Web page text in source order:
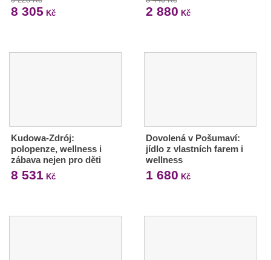
8 305 Kč 2 880 Kč
Kudowa-Zdrój:
polopenze, wellness i
zábava nejen pro děti
8 531 Kč
Dovolená v Pošumaví:
jídlo z vlastních farem i
wellness
1 680 Kč